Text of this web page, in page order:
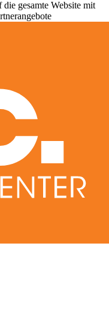
gesamte Website mit